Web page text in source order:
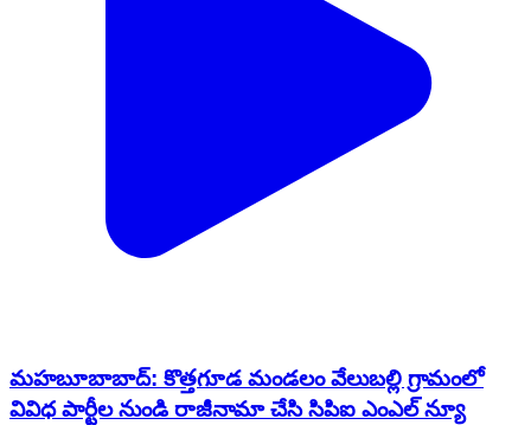
మహబూబాబాద్: కొత్తగూడ మండలం వేలుబల్లి గ్రామంలో
వివిధ పార్టీల నుండి రాజీనామా చేసి సిపిఐ ఎంఎల్ న్యూ